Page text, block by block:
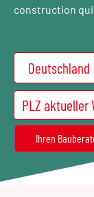
construction